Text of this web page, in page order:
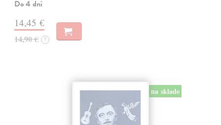
Do 4 dní
14,45 €
14,90 € ?
na sklade